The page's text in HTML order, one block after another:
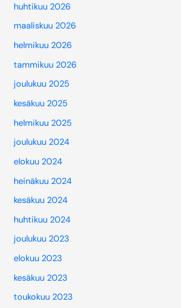
huhtikuu 2026
maaliskuu 2026
helmikuu 2026
tammikuu 2026
joulukuu 2025
kesäkuu 2025
helmikuu 2025
joulukuu 2024
elokuu 2024
heinäkuu 2024
kesäkuu 2024
huhtikuu 2024
joulukuu 2023
elokuu 2023
kesäkuu 2023
toukokuu 2023